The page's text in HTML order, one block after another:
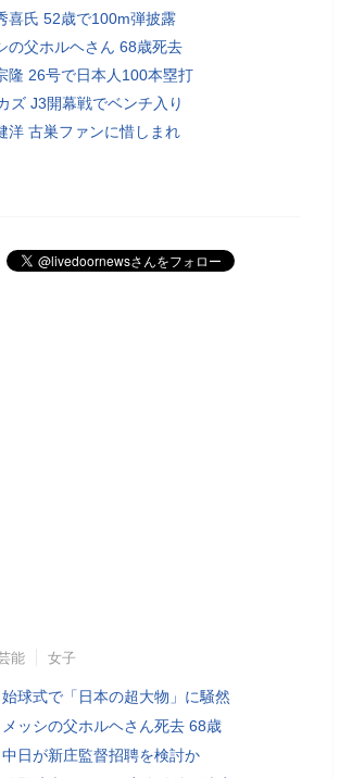
喜氏 52歳で100m弾披露
の父ホルヘさん 68歳死去
隆 26号で日本人100本塁打
ズ J3開幕戦でベンチ入り
洋 古巣ファンに惜しまれ
能 女子
始球式で「日本の超大物」に騒然
メッシの父ホルヘさん死去 68歳
中日が新庄監督招聘を検討か